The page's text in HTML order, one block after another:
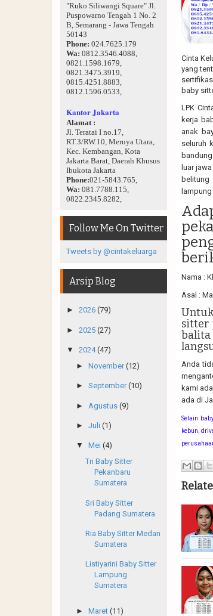
Cinta
yang
baby
LPK
kerja
anak
seluruh
luar
Nama :
Asal :
sitter
Anda
kami
ada di
Selain
kebun,
"Ruko Siliwangi Square" Jl.
Puspowarno Tengah 1 No. 2
B, Semarang - Jawa Tengah
50143
Phone: 024.7625.179
Wa: 0812.3546.4088,
0821.1598.1679,
0821.3475.3919,
0815.4251.8883,
0812.1596.0533,
Kantor Jakarta
Alamat :
Jl. Teratai I no.17,
RT.3/RW.10, Meruya Utara,
Kec. Kembangan, Kota
Jakarta Barat, Daerah Khusus
Ibukota Jakarta
Phone:021-5843.765,
Wa: 081.7788.115,
0822.2345.8282,
Follow Me On Twitter
Tweets by @cintakeluarga
Arsip Blog
► 2026 (79)
► 2025 (27)
▼ 2024(47)
► November(12)
► September(10)
► Agustus (9)
► Juli (1)
▼ Mei (4)
Tri Baby Sitter
Pekanbaru
Sumatera
Sri Baby Sitter
Padang Sumatera
Ria Baby Sitter Medan
Sumatera
Listiyarini Baby Sitter
Lampung
Sumatera
► Maret (11)